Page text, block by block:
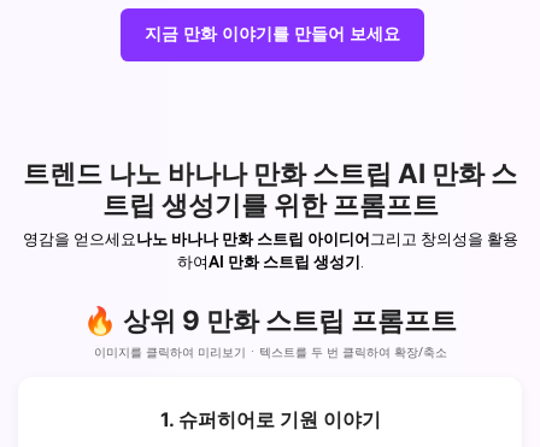
지금 만화 이야기를 만들어 보세요
트렌드 나노 바나나 만화 스트립 AI 만화 스
트립 생성기를 위한 프롬프트
영감을 얻으세요나노 바나나 만화 스트립 아이디어 그리고 창의성을 활용
하여AI 만화 스트립 생성기 .
🔥 상위 9 만화 스트립 프롬프트
이미지를 클릭하여 미리보기 · 텍스트를 두 번 클릭하여 확장/축소
1. 슈퍼히어로 기원 이야기